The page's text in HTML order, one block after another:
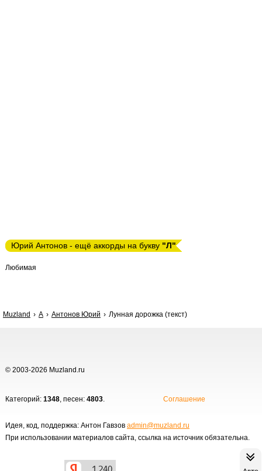
Юрий Антонов - ещё аккорды на букву "Л"
Любимая
Muzland А Антонов Юрий Лунная дорожка (текст)
© 2003-2026 Muzland.ru
Категорий: 1348, песен: 4803. Соглашение
Идея, код, поддержка: Антон Гавзов admin@muzland.ru
При использовании материалов сайта, ссылка на источник обязательна.